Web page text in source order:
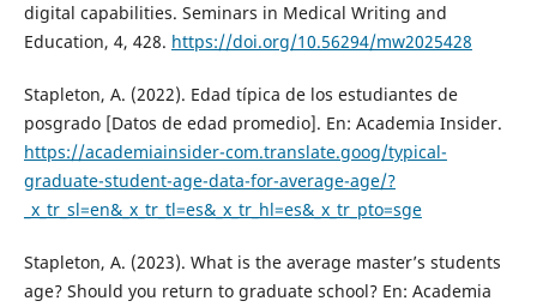
digital capabilities. Seminars in Medical Writing and
Education, 4, 428. https://doi.org/10.56294/mw2025428
Stapleton, A. (2022). Edad típica de los estudiantes de
posgrado [Datos de edad promedio]. En: Academia Insider.
https://academiainsider-com.translate.goog/typical-
graduate-student-age-data-for-average-age/?
_x_tr_sl=en&_x_tr_tl=es&_x_tr_hl=es&_x_tr_pto=sge
Stapleton, A. (2023). What is the average master’s students
age? Should you return to graduate school? En: Academia